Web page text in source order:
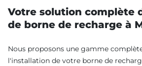
Votre solution complète
de borne de recharge à
Nous proposons une gamme
l'installation de votre borne de